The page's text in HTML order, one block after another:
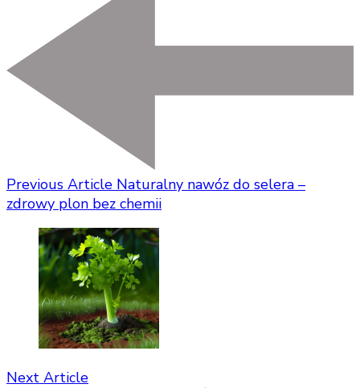
Previous Article Naturalny nawóz do selera –
zdrowy plon bez chemii
Next Article